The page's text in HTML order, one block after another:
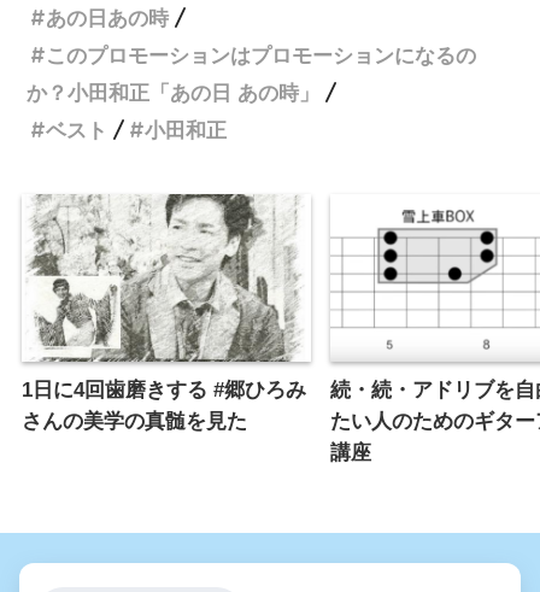
あの日あの時
このプロモーションはプロモーションになるの
か？小田和正「あの日 あの時」
ベスト
小田和正
1日に4回歯磨きする #郷ひろみ
さんの美学の真髄を見た
続・続・アドリブを
たい人のためのギタ
講座